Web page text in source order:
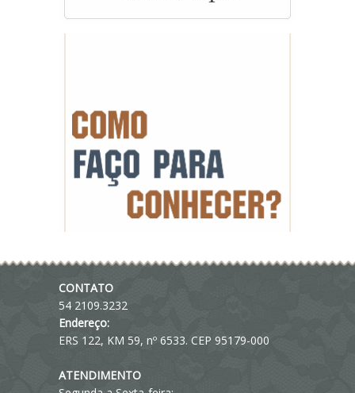
CONTATO
54 2109.3232
Endereço:
ERS 122, KM 59, nº 6533. CEP 95179-000
ATENDIMENTO